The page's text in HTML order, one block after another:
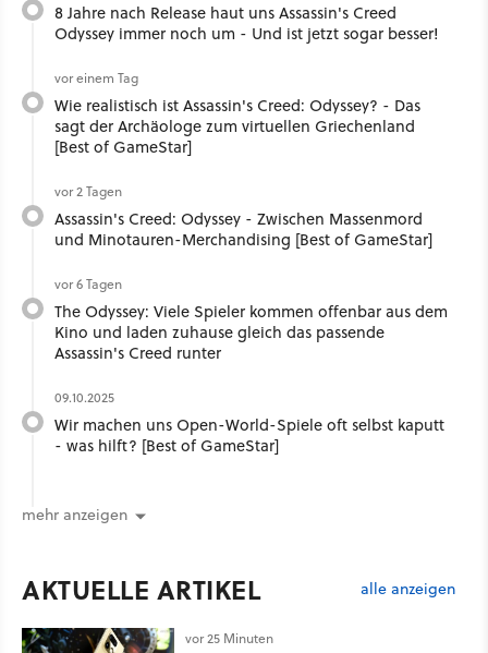
8 Jahre nach Release haut uns Assassin's Creed
Odyssey immer noch um - Und ist jetzt sogar besser!
vor einem Tag
Wie realistisch ist Assassin's Creed: Odyssey? - Das
sagt der Archäologe zum virtuellen Griechenland
[Best of GameStar]
vor 2 Tagen
Assassin's Creed: Odyssey - Zwischen Massenmord
und Minotauren-Merchandising [Best of GameStar]
vor 6 Tagen
The Odyssey: Viele Spieler kommen offenbar aus dem
Kino und laden zuhause gleich das passende
Assassin's Creed runter
09.10.2025
Wir machen uns Open-World-Spiele oft selbst kaputt
- was hilft? [Best of GameStar]
mehr anzeigen
AKTUELLE ARTIKEL alle anzeigen
vor 25 Minuten